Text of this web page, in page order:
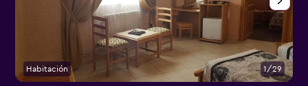
Habitación 1/29